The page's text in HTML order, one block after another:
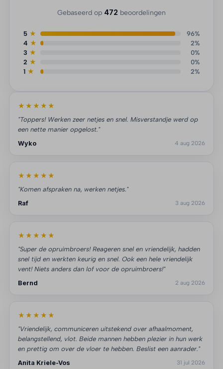
Gebaseerd op 472 beoordelingen
5 ★
96%
4 ★
2%
3 ★
0%
2 ★
0%
1 ★ 2%
★★★★★
"Toppers! Werken zeer netjes en snel. Misverstandje werd op
een nette manier opgelost."
Wyko
4 aug 2026
★★★★★
"Komen afspraken na, werken netjes."
Raf
3 aug 2026
★★★★★
"Super de opruimbroers! Reageren snel en vriendelijk, hadden
snel tijd en werkten keurig en snel. Ook een hele vriendelijk
vent! Niets anders dan lof voor de opruimbroers!"
Bernd
2 aug 2026
★★★★★
"Vriendelijk, communiceren uitstekend over afhaalmoment,
belangstellend, vlot. Beide mannen hebben plezier in hun werk
en prettig om over de vloer te hebben. Beslist een aanrader."
Anita Kriele-Vos
31 jul 2026